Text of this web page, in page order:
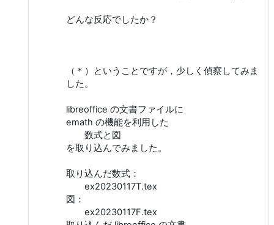
どんな反応でしたか？
（＊）ということですが，少しく偵察してみま
した。
libreoffice の文書ファイルに
emath の機能を利用した
数式と図
を取り込んでみました。
取り込んだ数式：
ex20230117T.tex
図：
ex20230117F.tex